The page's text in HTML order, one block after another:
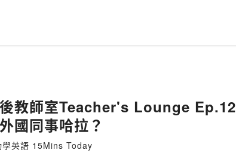
教師室Teacher's Lounge
國同事哈拉？
學英語 15Mins Today